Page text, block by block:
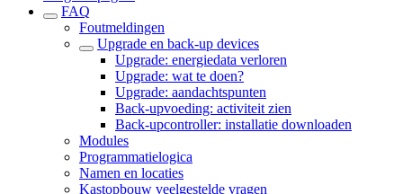
FAQ
Foutmeldingen
Upgrade en back-up devices
Upgrade: energiedata verloren
Upgrade: wat te doen?
Upgrade: aandachtspunten
Back-upvoeding: activiteit zien
Back-upcontroller: installatie downloaden
Modules
Programmatielogica
Namen en locaties
Kastopbouw veelgestelde vragen